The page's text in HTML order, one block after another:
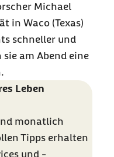
Michael
in Waco (Texas)
schneller und
am Abend eine
Leben
monatlich
Tipps erhalten
und -